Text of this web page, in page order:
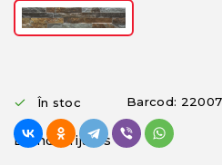
În stoc Barcod:
Brand: Mijares